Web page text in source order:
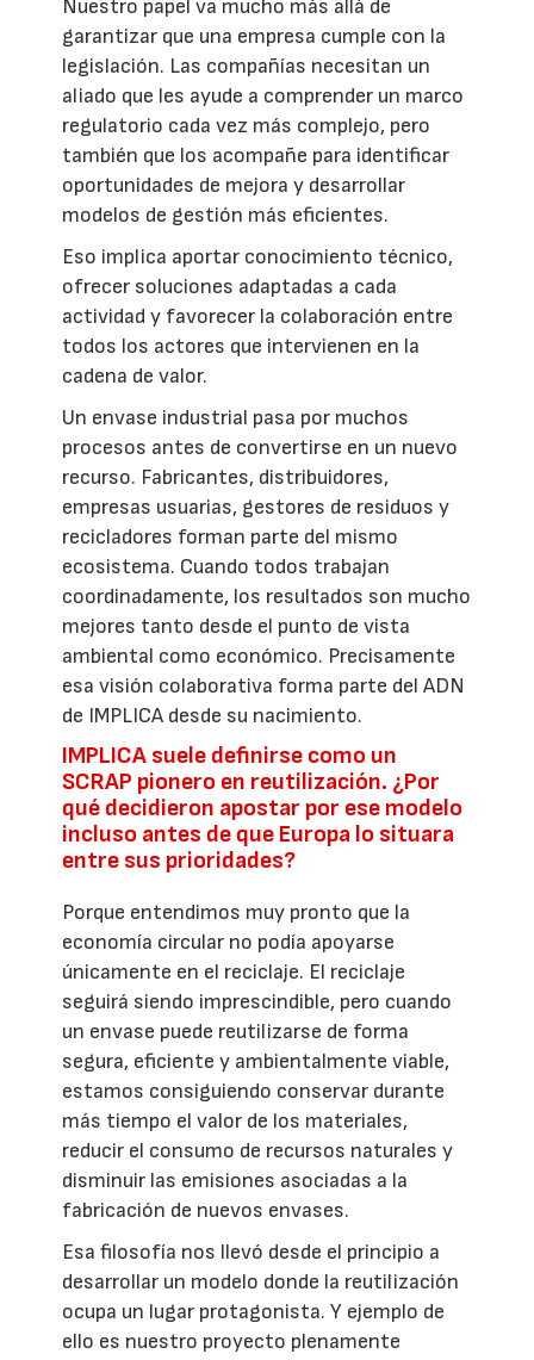
Nuestro papel va mucho más allá de
garantizar que una empresa cumple con la
legislación. Las compañías necesitan un
aliado que les ayude a comprender un marco
regulatorio cada vez más complejo, pero
también que los acompañe para identificar
oportunidades de mejora y desarrollar
modelos de gestión más eficientes.
Eso implica aportar conocimiento técnico,
ofrecer soluciones adaptadas a cada
actividad y favorecer la colaboración entre
todos los actores que intervienen en la
cadena de valor.
Un envase industrial pasa por muchos
procesos antes de convertirse en un nuevo
recurso. Fabricantes, distribuidores,
empresas usuarias, gestores de residuos y
recicladores forman parte del mismo
ecosistema. Cuando todos trabajan
coordinadamente, los resultados son mucho
mejores tanto desde el punto de vista
ambiental como económico. Precisamente
esa visión colaborativa forma parte del ADN
de IMPLICA desde su nacimiento.
IMPLICA suele definirse como un
SCRAP pionero en reutilización. ¿Por
qué decidieron apostar por ese modelo
incluso antes de que Europa lo situara
entre sus prioridades?
Porque entendimos muy pronto que la
economía circular no podía apoyarse
únicamente en el reciclaje. El reciclaje
seguirá siendo imprescindible, pero cuando
un envase puede reutilizarse de forma
segura, eficiente y ambientalmente viable,
estamos consiguiendo conservar durante
más tiempo el valor de los materiales,
reducir el consumo de recursos naturales y
disminuir las emisiones asociadas a la
fabricación de nuevos envases.
Esa filosofía nos llevó desde el principio a
desarrollar un modelo donde la reutilización
ocupa un lugar protagonista. Y ejemplo de
ello es nuestro proyecto plenamente